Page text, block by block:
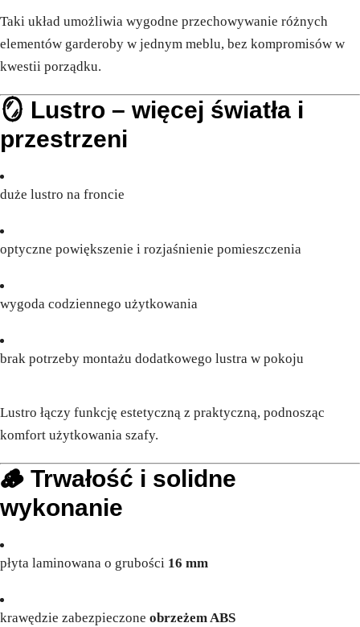
Taki układ umożliwia wygodne przechowywanie różnych
elementów garderoby w jednym meblu, bez kompromisów w
kwestii porządku.
🪞 Lustro – więcej światła i
przestrzeni
duże lustro na froncie
optyczne powiększenie i rozjaśnienie pomieszczenia
wygoda codziennego użytkowania
brak potrzeby montażu dodatkowego lustra w pokoju
Lustro łączy funkcję estetyczną z praktyczną, podnosząc
komfort użytkowania szafy.
🪵 Trwałość i solidne
wykonanie
płyta laminowana o grubości 16 mm
krawędzie zabezpieczone obrzeżem ABS